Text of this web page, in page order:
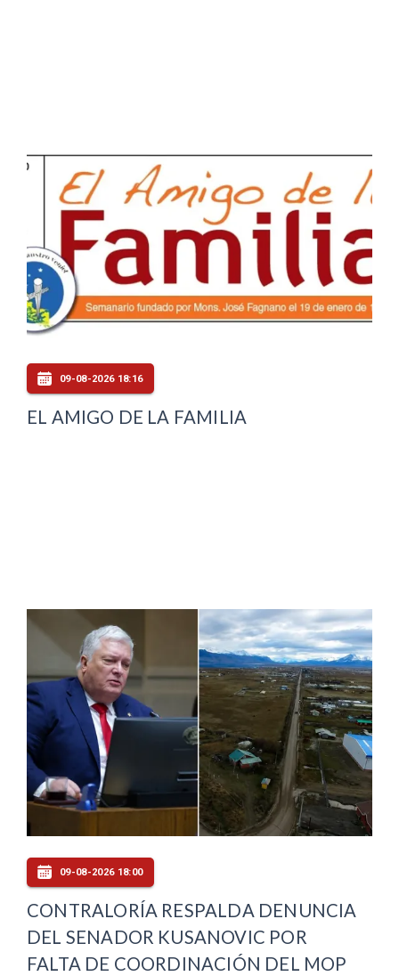
09-08-2026 18:16
EL AMIGO DE LA FAMILIA
09-08-2026 18:00
CONTRALORÍA RESPALDA DENUNCIA
DEL SENADOR KUSANOVIC POR
FALTA DE COORDINACIÓN DEL MOP